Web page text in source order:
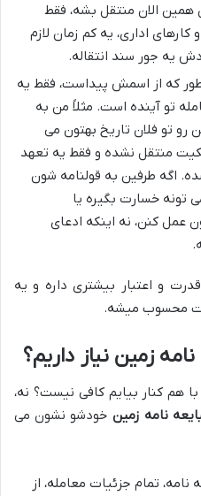
همین الان منتقل بشه، فقط
اداری، یه کم زمان لازم
یه جور سند انتقاله.
طور که از اسمش پیداست، فقط یه
تو آینده است. مثلاً من به
رو تو فلان تاریخ بهتون می
منتقل نشده و فقط یه تعهد
اگه طرفین به قولنامه شون
تونه خسارت بگیره یا
عمل کنن، نه اینکه ادعای
و اعتبار بیشتری داره و یه
محسوب میشه.
زمین نیاز داریم؟
کنار بیایم کافی نیست؟ نه،
نامه زمین خودشو نشون می
نامه، تمام جزئیات معامله، از